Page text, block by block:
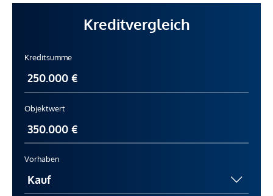
Kreditvergleich
Kreditsumme
Objektwert
Vorhaben